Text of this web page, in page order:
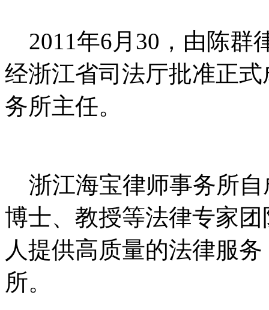
2011年6月30，由陈群
经浙江省司法厅批准正
务所主任。
浙江海宝律师事务所自
博士、教授等法律专家
人提供高质量的法律服
所。